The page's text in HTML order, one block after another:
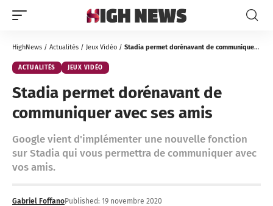
HighNews / Actualités / Jeux Vidéo / Stadia permet dorénavant de communiquer avec ses amis
ACTUALITÉS JEUX VIDÉO
Stadia permet dorénavant de
communiquer avec ses amis
Google vient d'implémenter une nouvelle fonction
sur Stadia qui vous permettra de communiquer avec
vos amis.
Gabriel FoffanoPublished: 19 novembre 2020